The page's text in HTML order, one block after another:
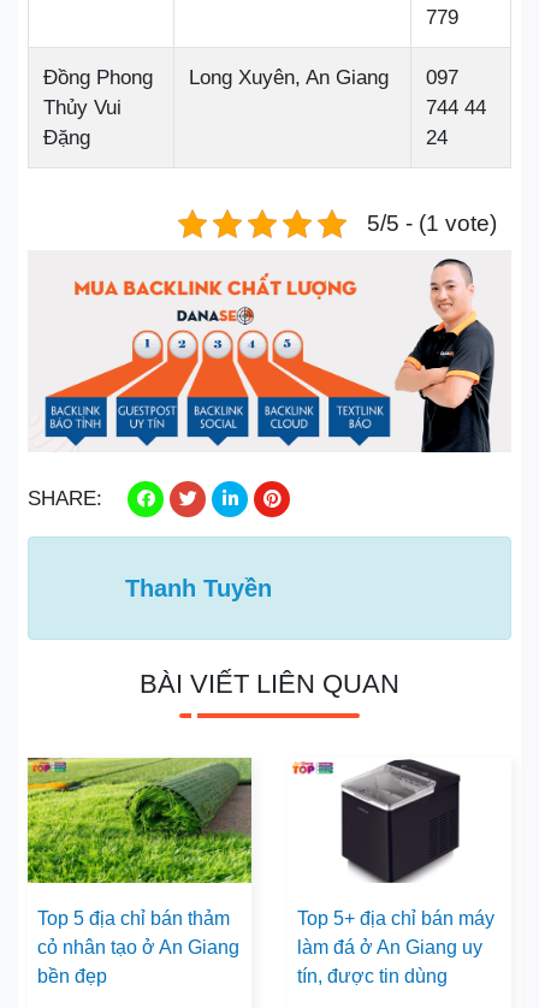
779
Đồng Phong
Thủy Vui
Đặng
Long Xuyên, An Giang
097
744 44
24
5/5 - (1 vote)
SHARE:
Thanh Tuyền
BÀI VIẾT LIÊN QUAN
Top 5 địa chỉ bán thảm
cỏ nhân tạo ở An Giang
bền đẹp
Top 5+ địa chỉ bán máy
làm đá ở An Giang uy
tín, được tin dùng